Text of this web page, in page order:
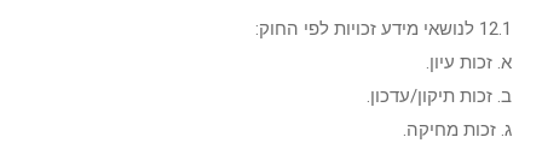
12.1 לנושאי מידע זכויות לפי החוק:
א. זכות עיון.
ב. זכות תיקון/עדכון.
ג. זכות מחיקה.